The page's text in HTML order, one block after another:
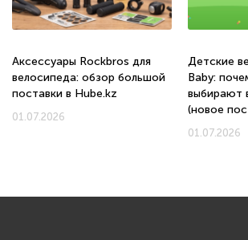
Аксессуары Rockbros для
велосипеда: обзор большой
поставки в Hube.kz
01.07.2026
Детские
Baby:
выбирают
(новое
01.07.2026